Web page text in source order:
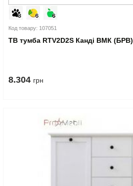
Код товару: 107051
ТВ тумба RTV2D2S Канді ВМК (БРВ)
8.304 грн